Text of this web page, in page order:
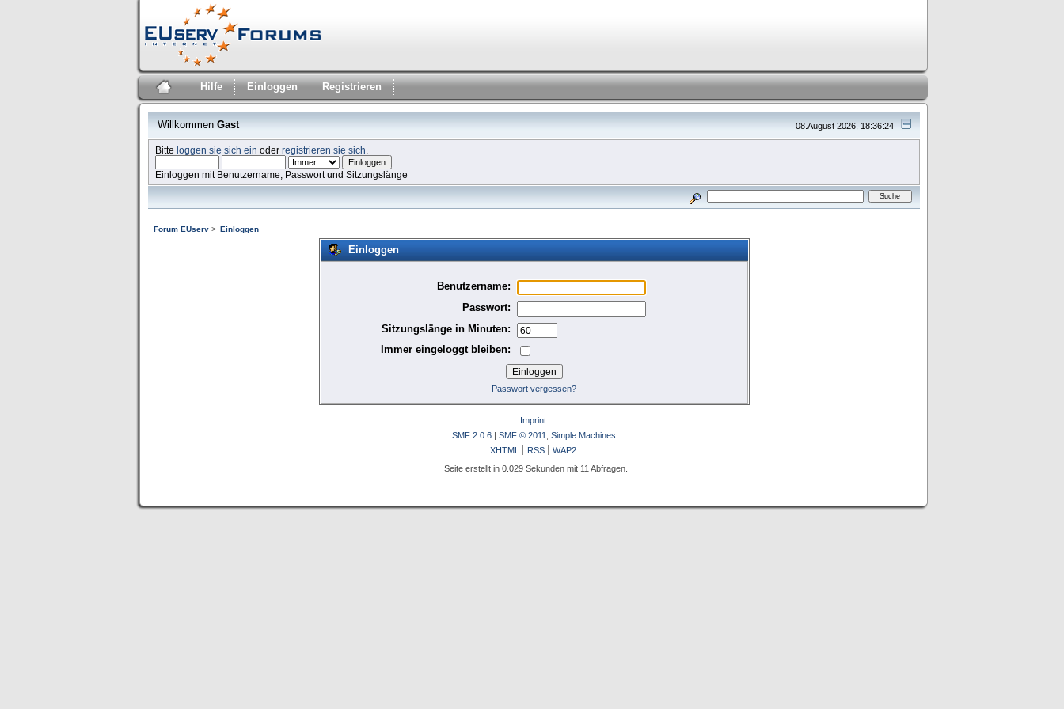
Hilfe Einloggen Registrieren
08.August 2026, 18:36:24
Willkommen Gast
Bitteloggen sie sich ein oderregistrieren sie sich
Einloggen mit Benutzername, Passwort und Sitzungslänge
Forum EUserv> Einloggen
Einloggen
Benutzername:
Passwort:
Sitzungslänge in Minuten:
Immer eingeloggt bleiben:
Passwort vergessen?
Imprint
SMF 2.0.6
SMF © 2011
Simple Machines
XHTML
RSS
WAP2
Seite erstellt in 0.029 Sekunden mit 11 Abfragen.